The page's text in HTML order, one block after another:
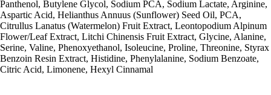
Panthenol, Butylene Glycol, Sodium PCA, Sodium Lactate, Arginine,
Aspartic Acid, Helianthus Annuus (Sunflower) Seed Oil, PCA,
Citrullus Lanatus (Watermelon) Fruit Extract, Leontopodium Alpinum
Flower/Leaf Extract, Litchi Chinensis Fruit Extract, Glycine, Alanine,
Serine, Valine, Phenoxyethanol, Isoleucine, Proline, Threonine, Styrax
Benzoin Resin Extract, Histidine, Phenylalanine, Sodium Benzoate,
Citric Acid, Limonene, Hexyl Cinnamal